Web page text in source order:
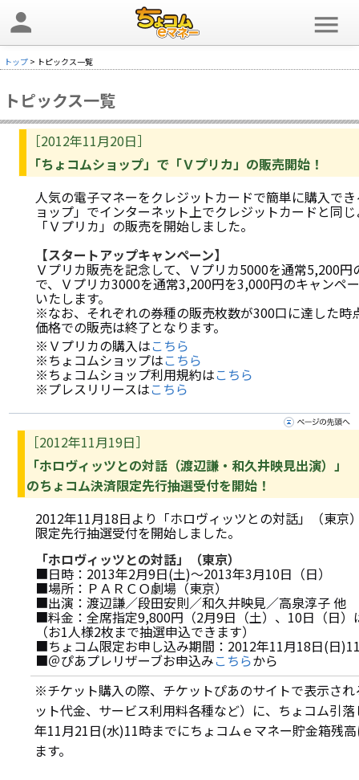
person menu
トップ > トピックス一覧
トピックス一覧
［2012年11月20日］
「ちょコムショップ」で「Ｖプリカ」の販売開始！
人気の電子マネーをクレジットカードで簡単に購入で
ョップ」でインターネット上でクレジットカードと同
「Ｖプリカ」の販売を開始しました。
【スタートアップキャンペーン】
Ｖプリカ販売を記念して、Ｖプリカ5000を通常5,200
で、Ｖプリカ3000を通常3,200円を3,000円のキャンペ
いたします。
※なお、それぞれの券種の販売枚数が300口に達した時
価格での販売は終了となります。
※Ｖプリカの購入はこちら
※ちょコムショップはこちら
※ちょコムショップ利用規約はこちら
※プレスリリースはこちら
［2012年11月19日］
「ホロヴィッツとの対話（渡辺謙・和久井映見出演）」
のちょコム決済限定先行抽選受付を開始！
2012年11月18日より「ホロヴィッツとの対話」（東京
限定先行抽選受付を開始しました。
「ホロヴィッツとの対話」（東京）
■日時：2013年2月9日(土)～2013年3月10日（日）
■場所：ＰＡＲＣＯ劇場（東京）
■出演：渡辺謙／段田安則／和久井映見／高泉淳子 他
■料金：全席指定9,800円（2月9日（土）、10日（日
（お1人様2枚まで抽選申込できます）
■ちょコム限定お申し込み期間：2012年11月18日(日
■＠ぴあプレリザーブお申込みこちらから
※チケット購入の際、チケットぴあのサイトで表示さ
ット代金、サービス利用料各種など）に、ちょコム引
年11月21日(水)11時までにちょコムｅマネー貯金箱残
ます。